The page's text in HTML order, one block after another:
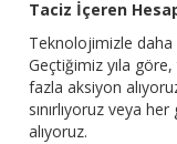
Taciz İçeren
Teknolojimizle
Geçtiğimiz yıla
fazla aksiyon
sınırlıyoruz veya
alıyoruz.